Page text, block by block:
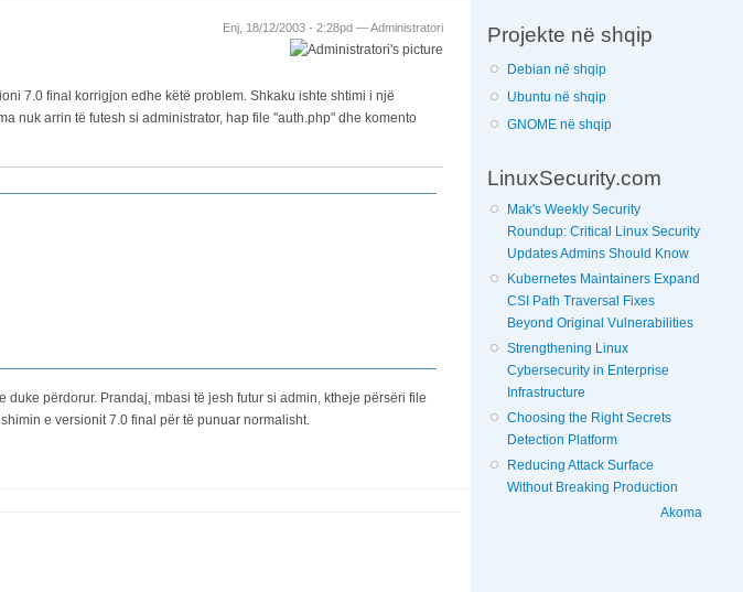
Enj, 18/12/2003 - 2:28pd —Administratori
7.0 final korrigjon edhe këtë problem. Shkaku ishte shtimi i një
nuk arrin të futesh si administrator, hap file "auth.php" dhe komento
përdorur. Prandaj, mbasi të jesh futur si admin, ktheje përsëri file
e versionit 7.0 final për të punuar normalisht.
Projekte në shqip
Debian në shqip
Ubuntu në shqip
GNOME në shqip
LinuxSecurity.com
Mak's Weekly Security
Roundup: Critical Linux Security
Updates Admins Should Know
Kubernetes Maintainers Expand
CSI Path Traversal Fixes
Beyond Original Vulnerabilities
Strengthening Linux
Cybersecurity in Enterprise
Infrastructure
Choosing the Right Secrets
Detection Platform
Reducing Attack Surface
Without Breaking Production
Akoma